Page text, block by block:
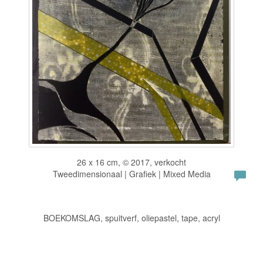
26 x 16 cm, © 2017, verkocht
Tweedimensionaal | Grafiek | Mixed Media
BOEKOMSLAG, spuitverf, oliepastel, tape, acryl